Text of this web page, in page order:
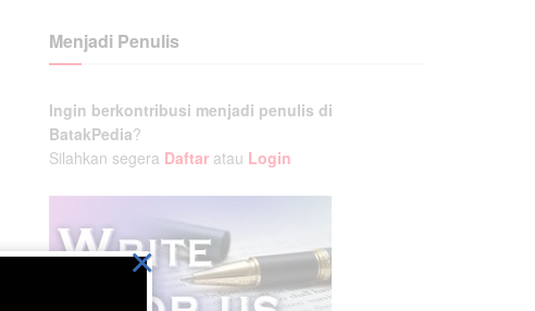
Menjadi Penulis
Ingin berkontribusi menjadi penulis di
BatakPedia?
Silahkan segera Daftar atau Login
×